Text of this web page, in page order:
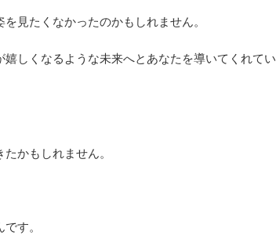
見たくなかったのかもしれません。
しくなるような未来へとあなたを導いてくれてい
かもしれません。
す。